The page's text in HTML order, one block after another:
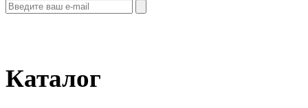
Каталог